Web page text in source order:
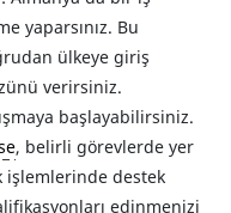
yaparsınız. Bu
ülkeye giriş
verirsiniz.
başlayabilirsiniz.
, belirli görevlerde yer
işlemlerinde destek
edinmenizi